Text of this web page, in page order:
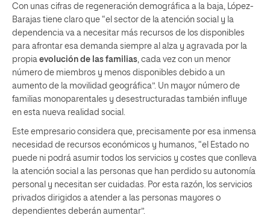
Con unas cifras de regeneración demográfica a la baja, López-
Barajas tiene claro que “el sector de la atención social y la
dependencia va a necesitar más recursos de los disponibles
para afrontar esa demanda siempre al alza y agravada por la
propia evolución de las familias, cada vez con un menor
número de miembros y menos disponibles debido a un
aumento de la movilidad geográfica”. Un mayor número de
familias monoparentales y desestructuradas también influye
en esta nueva realidad social.
Este empresario considera que, precisamente por esa inmensa
necesidad de recursos económicos y humanos, “el Estado no
puede ni podrá asumir todos los servicios y costes que conlleva
la atención social a las personas que han perdido su autonomía
personal y necesitan ser cuidadas. Por esta razón, los servicios
privados dirigidos a atender a las personas mayores o
dependientes deberán aumentar”.